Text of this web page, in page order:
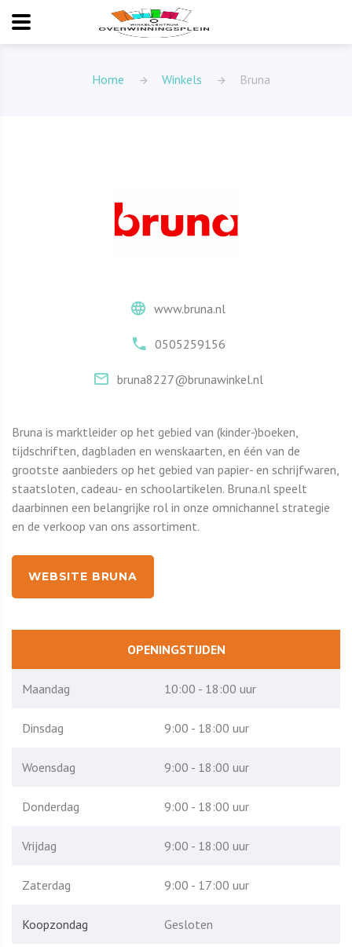
Home Winkels Bruna
www.bruna.nl
0505259156
bruna8227@brunawinkel.nl
Bruna is marktleider op het gebied van (kinder-)boeken,
tijdschriften, dagbladen en wenskaarten, en één van de
grootste aanbieders op het gebied van papier- en schrijfwaren,
staatsloten, cadeau- en schoolartikelen. Bruna.nl speelt
daarbinnen een belangrijke rol in onze omnichannel strategie
en de verkoop van ons assortiment.
WEBSITE BRUNA
OPENINGSTIJDEN
Maandag 10:00 - 18:00 uur
Dinsdag 9:00 - 18:00 uur
Woensdag 9:00 - 18:00 uur
Donderdag 9:00 - 18:00 uur
Vrijdag 9:00 - 18:00 uur
Zaterdag 9:00 - 17:00 uur
Koopzondag Gesloten